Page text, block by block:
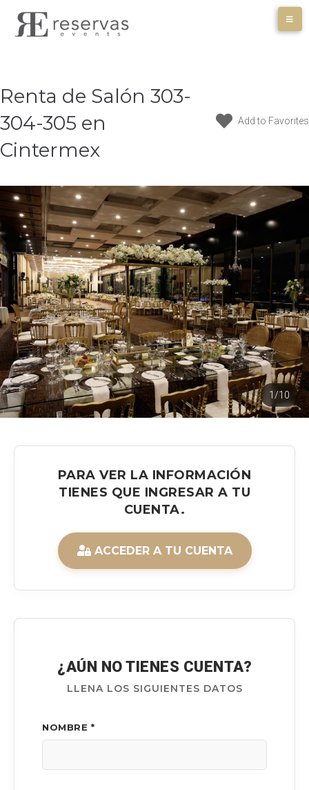
Renta de Salón 303-
304-305 en
Cintermex
Add to Favorites
1/10
PARA VER LA INFORMACIÓN
TIENES QUE INGRESAR A TU
CUENTA.
ACCEDER A TU CUENTA
¿AÚN NO TIENES CUENTA?
LLENA LOS SIGUIENTES DATOS
NOMBRE *